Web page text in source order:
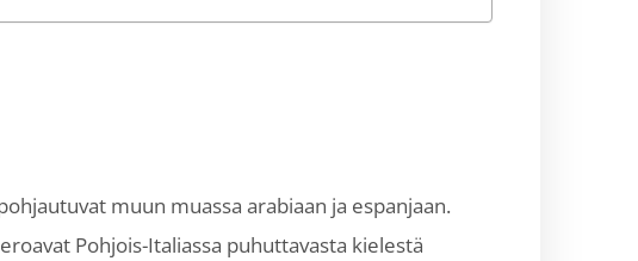
muun muassa arabiaan ja espanjaan.
Pohjois-Italiassa puhuttavasta kielestä